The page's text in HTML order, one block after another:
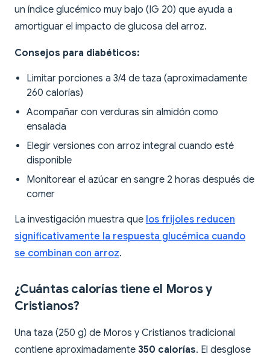
un índice glucémico muy bajo (IG 20) que ayuda a
amortiguar el impacto de glucosa del arroz.
Consejos para diabéticos:
Limitar porciones a 3/4 de taza (aproximadamente
260 calorías)
Acompañar con verduras sin almidón como
ensalada
Elegir versiones con arroz integral cuando esté
disponible
Monitorear el azúcar en sangre 2 horas después de
comer
La investigación muestra que los frijoles reducen
significativamente la respuesta glucémica cuando
se combinan con arroz.
¿Cuántas calorías tiene el Moros y
Cristianos?
Una taza (250 g) de Moros y Cristianos tradicional
contiene aproximadamente 350 calorías. El desglose